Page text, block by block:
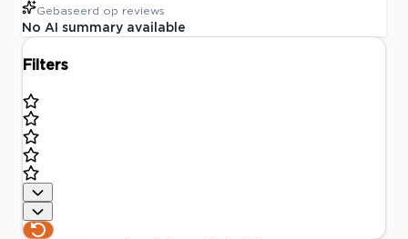
Gebaseerd op reviews
No AI summary available
Filters